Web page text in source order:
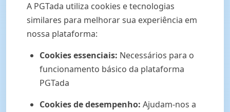
A PGTada utiliza cookies e tecnologias
similares para melhorar sua experiência em
nossa plataforma:
Cookies essenciais: Necessários para o
funcionamento básico da plataforma
PGTada
Cookies de desempenho: Ajudam-nos a